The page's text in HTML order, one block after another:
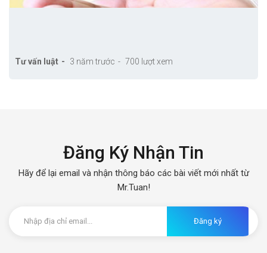
Tư vấn luật 3 năm trước 700 lượt xem
Đăng Ký Nhận Tin
Hãy để lại email và nhận thông báo các bài viết mới nhất từ
Mr.Tuan!
Đăng ký